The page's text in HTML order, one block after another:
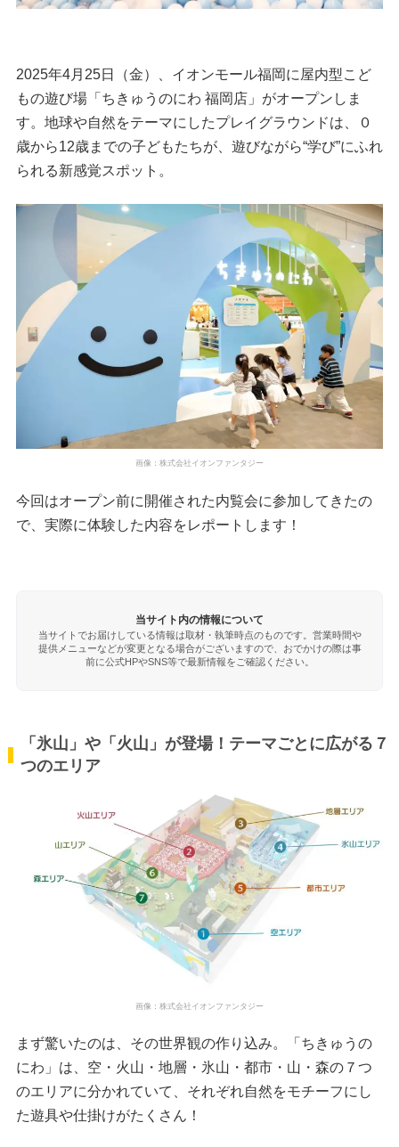
2025年4月25日（金）、イオンモール福岡に屋内型こど
もの遊び場「ちきゅうのにわ 福岡店」がオープンしま
す。地球や自然をテーマにしたプレイグラウンドは、０
歳から12歳までの子どもたちが、遊びながら“学び”にふれ
られる新感覚スポット。
画像：株式会社イオンファンタジー
今回はオープン前に開催された内覧会に参加してきたの
で、実際に体験した内容をレポートします！
当サイト内の情報について
当サイトでお届けしている情報は取材・執筆時点のものです。営業時間や
提供メニューなどが変更となる場合がございますので、おでかけの際は事
前に公式HPやSNS等で最新情報をご確認ください。
「氷山」や「火山」が登場！テーマごとに広がる７
つのエリア
画像：株式会社イオンファンタジー
まず驚いたのは、その世界観の作り込み。「ちきゅうの
にわ」は、空・火山・地層・氷山・都市・山・森の７つ
のエリアに分かれていて、それぞれ自然をモチーフにし
た遊具や仕掛けがたくさん！